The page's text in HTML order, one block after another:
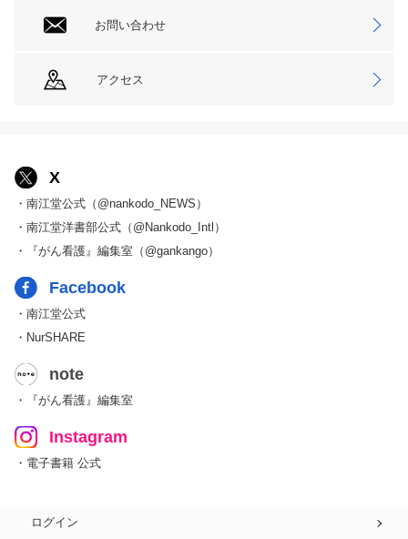
お問い合わせ
アクセス
X
・南江堂公式（@nankodo_NEWS）
・南江堂洋書部公式（@Nankodo_Intl）
・『がん看護』編集室（@gankango）
Facebook
・南江堂公式
・NurSHARE
note
・『がん看護』編集室
Instagram
・電子書籍 公式
ログイン